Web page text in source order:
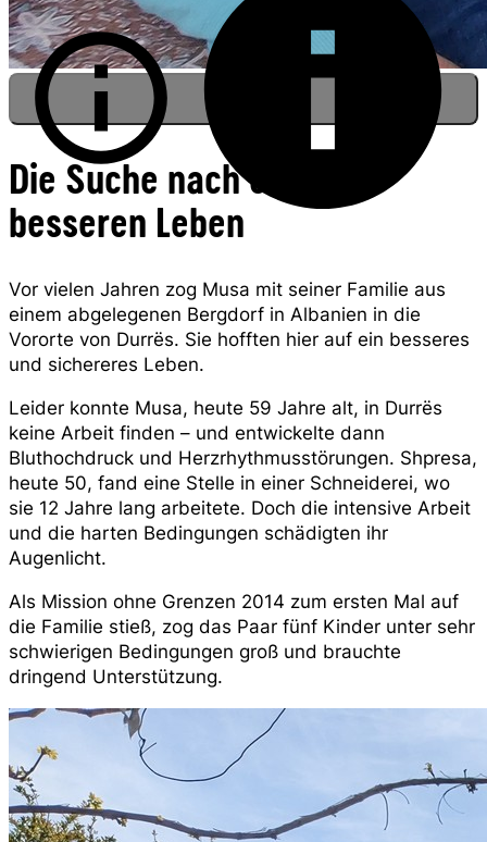
Musa mit seiner Tochter Jerida, Albanien
Die Suche nach einem
besseren Leben
Vor vielen Jahren zog Musa mit seiner Familie aus
einem abgelegenen Bergdorf in Albanien in die
Vororte von Durrës. Sie hofften hier auf ein besseres
und sichereres Leben.
Leider konnte Musa, heute 59 Jahre alt, in Durrës
keine Arbeit finden – und entwickelte dann
Bluthochdruck und Herzrhythmusstörungen. Shpresa,
heute 50, fand eine Stelle in einer Schneiderei, wo
sie 12 Jahre lang arbeitete. Doch die intensive Arbeit
und die harten Bedingungen schädigten ihr
Augenlicht.
Als Mission ohne Grenzen 2014 zum ersten Mal auf
die Familie stieß, zog das Paar fünf Kinder unter sehr
schwierigen Bedingungen groß und brauchte
dringend Unterstützung.